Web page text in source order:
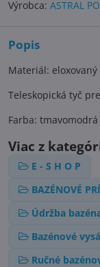
Výrobca: ASTRAL
Popis
Materiál:
Teleskopická tyč
Farba: tmavomodrá
Viac z
E - S H O P
BAZÉNOVÉ
Údržba
Bazénové
Ručné